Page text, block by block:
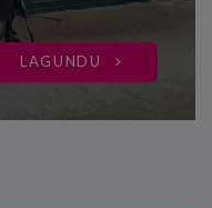
LAGUNDU